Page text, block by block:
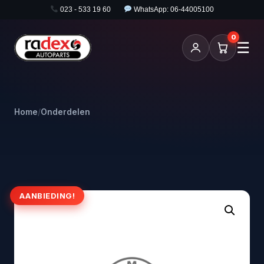
023 - 533 19 60 WhatsApp: 06-44005100
0
☰
Home/Onderdelen
AANBIEDING!